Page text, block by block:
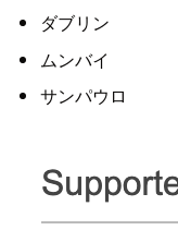
ダブリン
ムンバイ
サンパウロ